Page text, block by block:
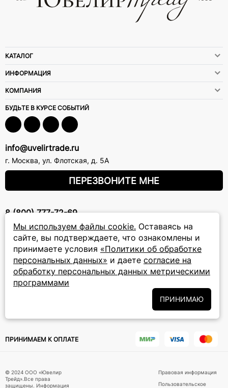
Мы используем файлы cookie. Оставаясь на
сайте, вы подтверждаете, что ознакомлены и
принимаете условия «Политики об обработке
персональных данных» и даете согласие на
обработку персональных данных метрическими
программами
ПРИНИМАЮ
КАТАЛОГ
ИНФОРМАЦИЯ
КОМПАНИЯ
БУДЬТЕ В КУРСЕ СОБЫТИЙ
info@uvelirtrade.ru
г. Москва, ул. Флотская, д. 5А
ПЕРЕЗВОНИТЕ МНЕ
8 (800) 777-72-69
прием звонков: круглосуточно
ПОДПИСКА НА РАССЫЛКУ
Подписаться на новости
Политики
и даёте своё согласие на их
ПРИНИМАЕМ К ОПЛАТЕ
© 2024 ООО «Ювелир
Трейд».Все права
защищены. Информация
Правовая информация
Пользовательское